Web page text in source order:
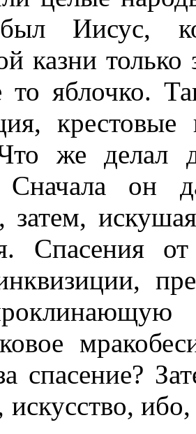
Иисус,
казни
то яблочко.
же делал
Сначала он
затем,
Спасения
спасение?
искусство,